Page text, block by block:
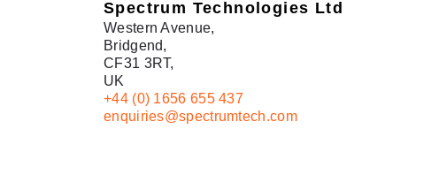
Spectrum Technologies Ltd
Western Avenue,
Bridgend,
CF31 3RT,
UK
+44 (0) 1656 655 437
enquiries@spectrumtech.com